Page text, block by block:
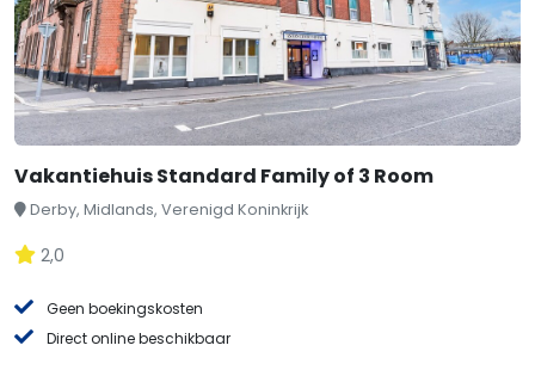
Vakantiehuis Standard Family of 3 Room
Derby, Midlands, Verenigd Koninkrijk
2,0
Geen boekingskosten
Direct online beschikbaar